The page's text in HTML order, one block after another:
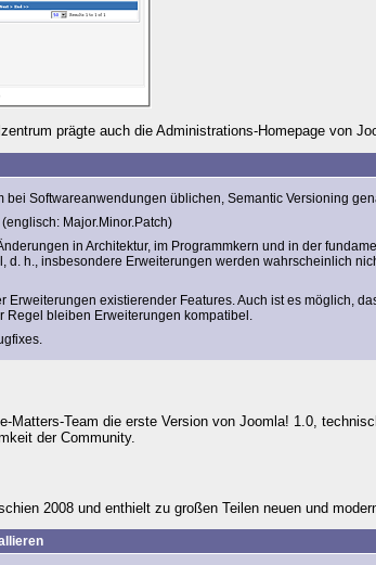
prägte auch die Administrations-Homepage von
bei Softwareanwendungen üblichen, Semantic Versioning
(englisch: Major. Minor. Patch)
in Architektur, im Programmkern und in der
d. h., insbesondere Erweiterungen werden wahrscheinlich
Erweiterungen existierender Features. Auch ist es möglich,
bleiben Erweiterungen kompatibel.
Matters-Team die erste Version von Joomla! 1.0,
der Community.
2008 und enthielt zu großen Teilen neuen und